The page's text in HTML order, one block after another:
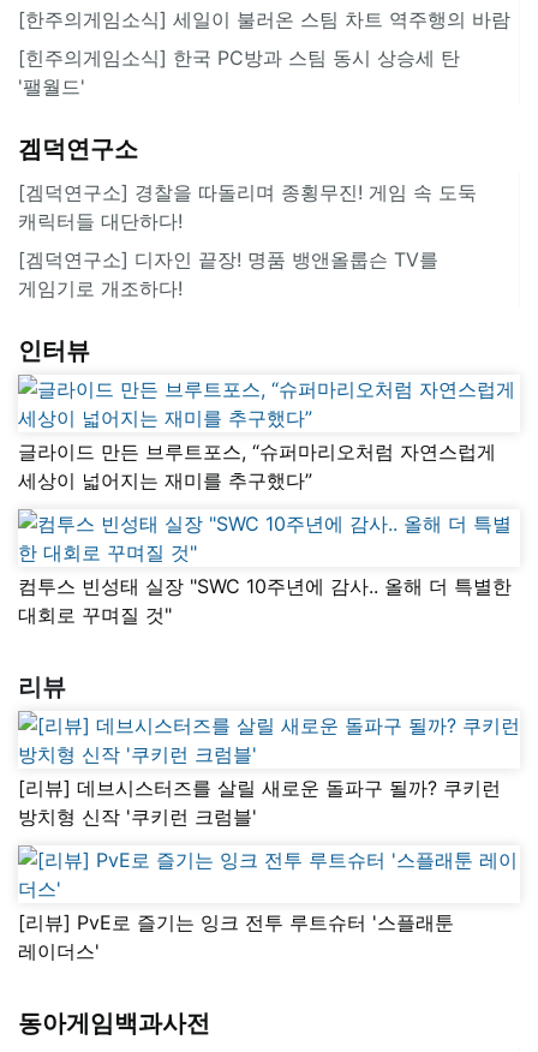
[한주의게임소식] 세일이 불러온 스팀 차트 역주행의 바람
[힌주의게임소식] 한국 PC방과 스팀 동시 상승세 탄
'팰월드'
겜덕연구소
[겜덕연구소] 경찰을 따돌리며 종횡무진! 게임 속 도둑
캐릭터들 대단하다!
[겜덕연구소] 디자인 끝장! 명품 뱅앤올룹슨 TV를
게임기로 개조하다!
인터뷰
글라이드 만든 브루트포스, “슈퍼마리오처럼 자연스럽게
세상이 넓어지는 재미를 추구했다”
컴투스 빈성태 실장 "SWC 10주년에 감사.. 올해 더 특별한
대회로 꾸며질 것"
리뷰
[리뷰] 데브시스터즈를 살릴 새로운 돌파구 될까? 쿠키런
방치형 신작 '쿠키런 크럼블'
[리뷰] PvE로 즐기는 잉크 전투 루트슈터 '스플래툰
레이더스'
동아게임백과사전